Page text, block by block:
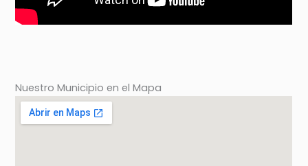
Nuestro Municipio en el Mapa